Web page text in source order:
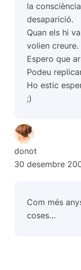
la
desaparició.
Quan els hi
volien creure.
Espero que
Podeu
Ho estic
;)
donot
30 desembre
Com més
coses…